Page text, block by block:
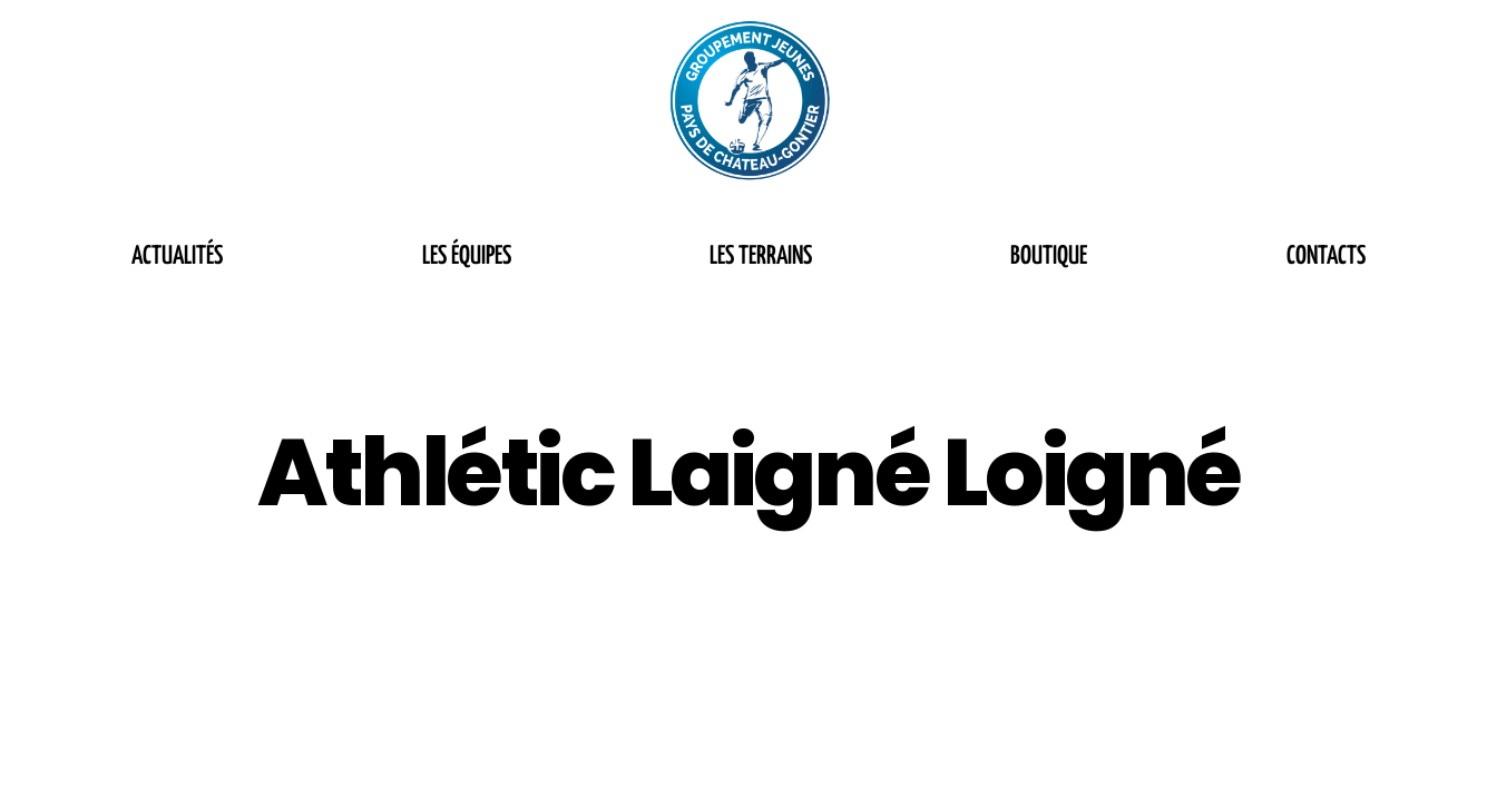
ACTUALITÉS LES ÉQUIPES LES TERRAINS BOUTIQUE CONTACTS
Athlétic Laigné Loigné